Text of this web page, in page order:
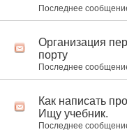
Последнее
Организация
порту
Последнее
Как написать
Ищу учебник.
Последнее